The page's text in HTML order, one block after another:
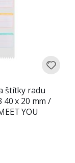
štítky radu
40 x 20 mm /
YOU